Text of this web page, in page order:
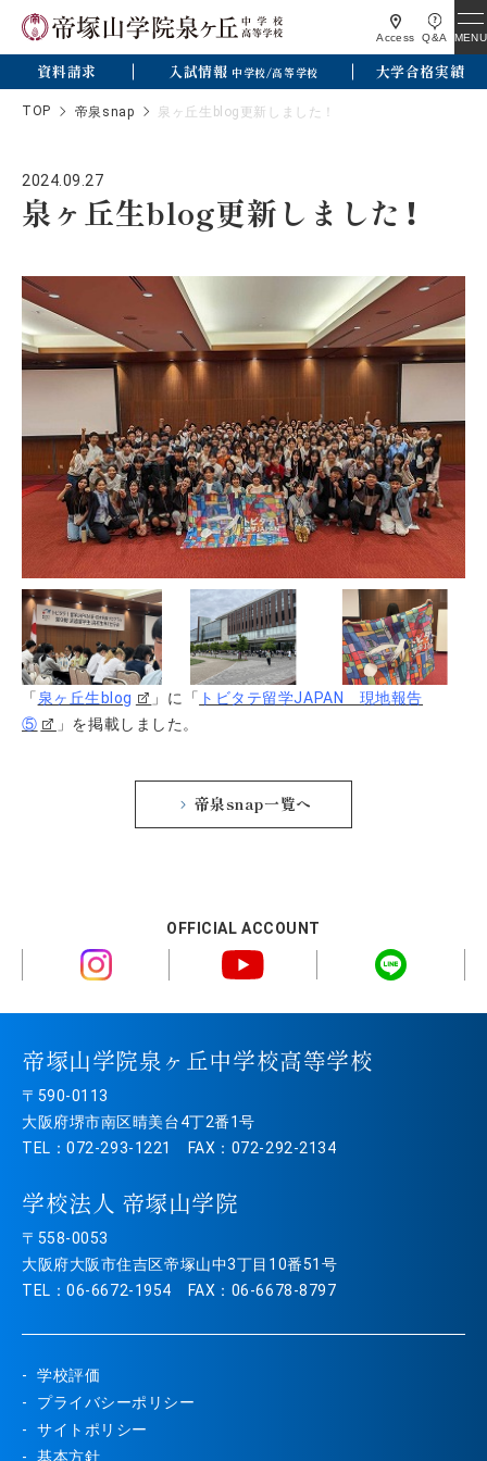
Access Q&A MENU
資料請求 入試情報 中学校/高等学校 大学合格実績
TOP 帝泉snap 泉ヶ丘生blog更新しました！
2024.09.27
泉ヶ丘生blog更新しました！
「泉ヶ丘生blog 」に「 トビタテ留学JAPAN 現地報告
⑤
」を掲載しました。
帝泉snap一覧へ
OFFICIAL ACCOUNT
帝塚山学院泉ヶ丘中学校高等学校
〒590-0113
大阪府堺市南区晴美台4丁2番1号
TEL：072-293-1221 FAX：072-292-2134
学校法人 帝塚山学院
〒558-0053
大阪府大阪市住吉区帝塚山中3丁目10番51号
TEL：06-6672-1954 FAX：06-6678-8797
学校評価
プライバシーポリシー
サイトポリシー
基本方針